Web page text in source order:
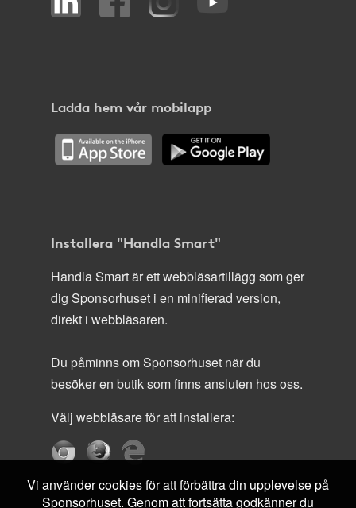
Ladda hem vår mobilapp
Installera "Handla Smart"
Handla Smart är ett webbläsartillägg som ger
dig Sponsorhuset i en minifierad version,
direkt i webbläsaren.
Du påminns om Sponsorhuset när du
besöker en butik som finns ansluten hos oss.
Välj webbläsare för att installera:
Vi använder cookies för att förbättra din upplevelse på
Sponsorhuset. Genom att fortsätta godkänner du